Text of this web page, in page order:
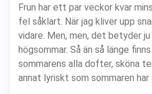
Frun har ett par veckor kvar
fel såklart. När jag kliver upp
vidare. Men, men, det betyder
högsommar. Så än så länge
sommarens alla dofter, sköna
annat lyriskt som sommaren